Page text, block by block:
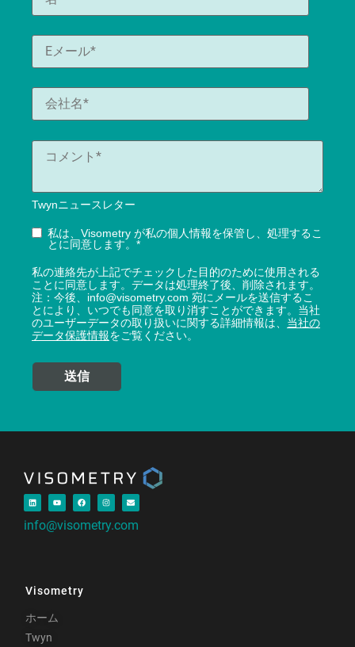
Twynニュースレター
私は、Visometry が私の個人情報を保管し、処理するこ
とに同意します。 *
私の連絡先が上記でチェックした目的のために使用される
ことに同意します。データは処理終了後、削除されます。
注：今後、info@visometry.com 宛にメールを送信するこ
とにより、いつでも同意を取り消すことができます。当社
のユーザーデータの取り扱いに関する詳細情報は、 当社の
データ保護情報をご覧ください。
info@visometry.com
Visometry
ホーム
Twyn